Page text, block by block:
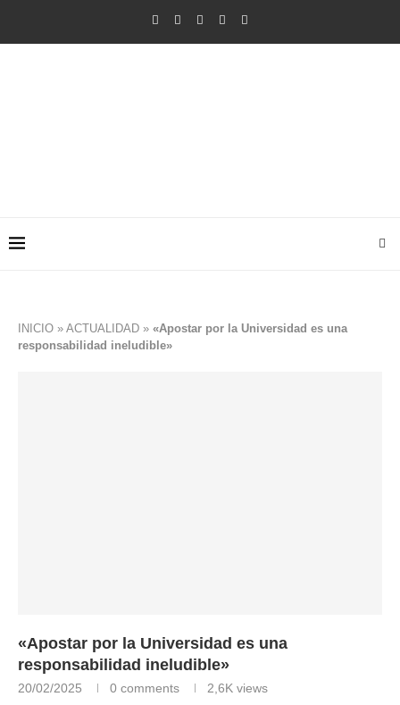
INICIO » ACTUALIDAD » «Apostar por la Universidad es una
responsabilidad ineludible»
«Apostar por la Universidad es una
responsabilidad ineludible»
20/02/2025 0 comments 2,6K views